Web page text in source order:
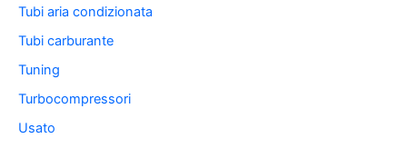
Tubi aria condizionata
Tubi carburante
Tuning
Turbocompressori
Usato